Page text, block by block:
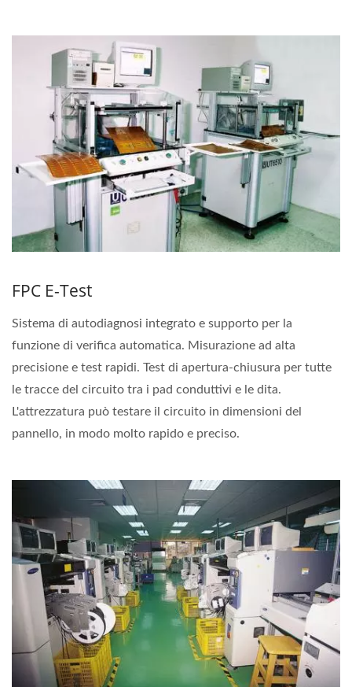
FPC E-Test
Sistema di autodiagnosi integrato e supporto per la
funzione di verifica automatica. Misurazione ad alta
precisione e test rapidi. Test di apertura-chiusura per tutte
le tracce del circuito tra i pad conduttivi e le dita.
L'attrezzatura può testare il circuito in dimensioni del
pannello, in modo molto rapido e preciso.